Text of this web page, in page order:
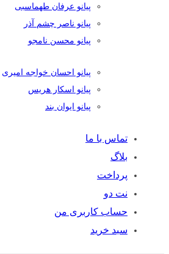
پیانو عرفان طهماسبی
پیانو ناصر چشم آذر
پیانو محسن نامجو
پیانو احسان خواجه امیری
پیانو اسکار هریس
پیانو ایوان بند
تماس با ما
بلاگ
پرداخت
نت دو
حساب کاربری من
سبد خرید